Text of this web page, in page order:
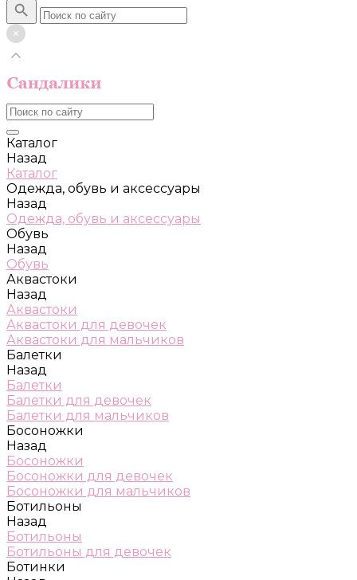
Каталог
Назад
Каталог
Одежда, обувь и аксессуары
Назад
Одежда, обувь и аксессуары
Обувь
Назад
Обувь
Аквастоки
Назад
Аквастоки
Аквастоки для девочек
Аквастоки для мальчиков
Балетки
Назад
Балетки
Балетки для девочек
Балетки для мальчиков
Босоножки
Назад
Босоножки
Босоножки для девочек
Босоножки для мальчиков
Ботильоны
Назад
Ботильоны
Ботильоны для девочек
Ботинки